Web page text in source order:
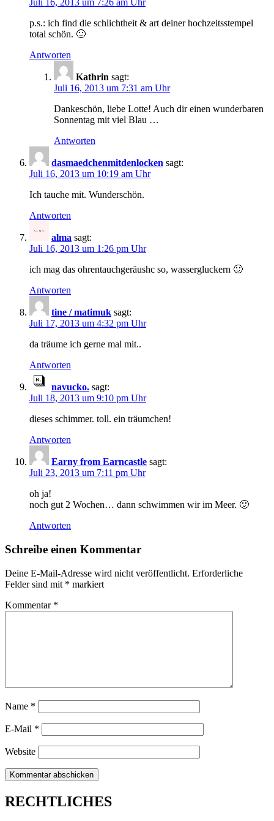
Juli 16, 2013 um 7:26 am Uhr
p.s.: ich find die schlichtheit & art deiner hochzeitsstempel
total schön. 🙂
Antworten
Kathrin sagt:
Juli 16, 2013 um 7:31 am Uhr
Dankeschön, liebe Lotte! Auch dir einen wunderbaren
Sonnentag mit viel Blau …
Antworten
dasmaedchenmitdenlocken sagt:
Juli 16, 2013 um 10:19 am Uhr
Ich tauche mit. Wunderschön.
Antworten
alma sagt:
Juli 16, 2013 um 1:26 pm Uhr
ich mag das ohrentauchgeräushc so, wassergluckern 🙂
Antworten
tine / matimuk sagt:
Juli 17, 2013 um 4:32 pm Uhr
da träume ich gerne mal mit..
Antworten
navucko. sagt:
Juli 18, 2013 um 9:10 pm Uhr
dieses schimmer. toll. ein träumchen!
Antworten
Earny from Earncastle sagt:
Juli 23, 2013 um 7:11 pm Uhr
oh ja!
noch gut 2 Wochen… dann schwimmen wir im Meer. 🙂
Antworten
Schreibe einen Kommentar
Deine E-Mail-Adresse wird nicht veröffentlicht. Erforderliche
Felder sind mit * markiert
Kommentar *
Name *
E-Mail *
Website
RECHTLICHES